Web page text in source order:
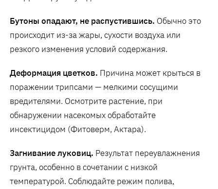
Бутоны опадают, не распустившись. Обычно это
происходит из-за жары, сухости воздуха или
резкого изменения условий содержания.
Деформация цветков. Причина может крыться в
поражении трипсами — мелкими сосущими
вредителями. Осмотрите растение, при
обнаружении насекомых обработайте
инсектицидом (Фитоверм, Актара).
Загнивание луковиц. Результат переувлажнения
грунта, особенно в сочетании с низкой
температурой. Соблюдайте режим полива,